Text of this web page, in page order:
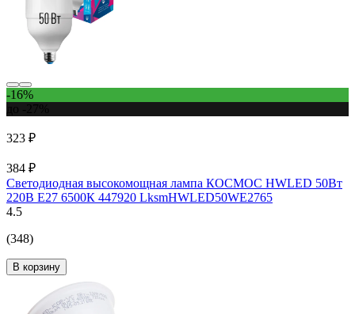
-16%
323 ₽
384 ₽
Светодиодная высокомощная лампа КОСМОС HWLED 50Вт
220В E27 6500К 447920 LksmHWLED50WE2765
4.5
(348)
В корзину